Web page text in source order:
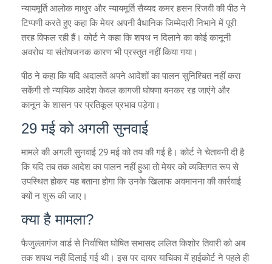
न्यायमूर्ति आलोक माथुर और न्यायमूर्ति सैय्यद कमर हसन रिजवी की पीठ ने
टिप्पणी करते हुए कहा कि मेयर अपनी वैधानिक जिम्मेदारी निभाने में पूरी
तरह विफल रही हैं। कोर्ट ने कहा कि शपथ न दिलाने का कोई कानूनी
अवरोध या संतोषजनक कारण भी प्रस्तुत नहीं किया गया।
पीठ ने कहा कि यदि अदालतें अपने आदेशों का पालन सुनिश्चित नहीं करा
सकेंगी तो न्यायिक आदेश केवल कागजी घोषणा बनकर रह जाएंगे और
कानून के शासन पर प्रतिकूल प्रभाव पड़ेगा।
29 मई को अगली सुनवाई
मामले की अगली सुनवाई 29 मई को तय की गई है। कोर्ट ने चेतावनी दी है
कि यदि तब तक आदेश का पालन नहीं हुआ तो मेयर को व्यक्तिगत रूप से
उपस्थित होकर यह बताना होगा कि उनके खिलाफ अवमानना की कार्रवाई
क्यों न शुरू की जाए।
क्या है मामला?
फैजुल्लागंज वार्ड से निर्वाचित घोषित सभासद ललित किशोर तिवारी को अब
तक शपथ नहीं दिलाई गई थी। इस पर दायर याचिका में हाईकोर्ट ने पहले ही